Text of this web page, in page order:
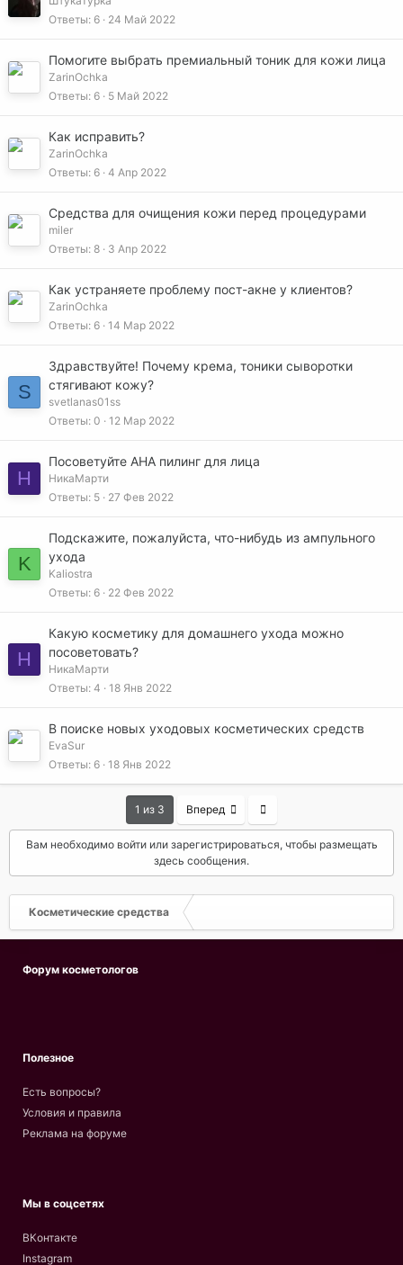
Ответы 6 24 Май 2022
Помогите выбрать премиальный тоник для кожи лица
ZarinOchka
Ответы 6 5 Май 2022
Как исправить?
ZarinOchka
Ответы 6 4 Апр 2022
Средства для очищения кожи перед процедурами
miler
Ответы 8 3 Апр 2022
Как устраняете проблему пост-акне у клиентов?
ZarinOchka
Ответы 6 14 Мар 2022
S
Здравствуйте! Почему крема, тоники сыворотки
стягивают кожу?
svetlanas01ss
Ответы 0 12 Мар 2022
Н
Посоветуйте AHA пилинг для лица
НикаМарти
Ответы 5 27 Фев 2022
K
Подскажите, пожалуйста, что-нибудь из ампульного
ухода
Kaliostra
Ответы 6 22 Фев 2022
Н
Какую косметику для домашнего ухода можно
посоветовать?
НикаМарти
Ответы 4 18 Янв 2022
В поиске новых уходовых косметических средств
EvaSur
Ответы 6 18 Янв 2022
1 из 3 Вперед
Вам необходимо войти или зарегистрироваться, чтобы размещать
здесь сообщения.
Косметические средства
Форум косметологов
Полезное
Есть вопросы?
Условия и правила
Реклама на форуме
Мы в соцсетях
ВКонтакте
Instagram